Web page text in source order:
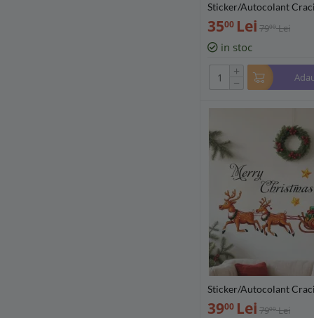
Sticker/Autocolant
geam sau Perete - Mos
Pisica - 11x28cm -
3500 Lei 7900 Lei
in stoc
+
−
Sticker/Autocolant
Craciun si Renii -
3900 Lei 7900 Lei